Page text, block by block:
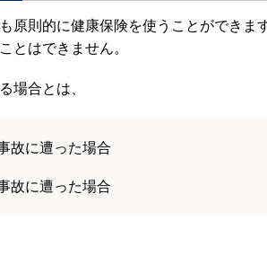
原則的に健康保険を使うことができ
とはできません。
場合とは、
故に遭った場合
故に遭った場合